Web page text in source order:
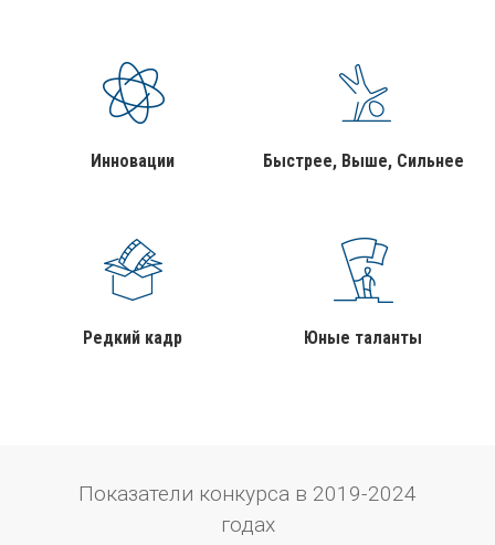
Инновации Быстрее, Выше, Сильнее
Редкий кадр Юные таланты
Показатели конкурса в 2019-2024
годах